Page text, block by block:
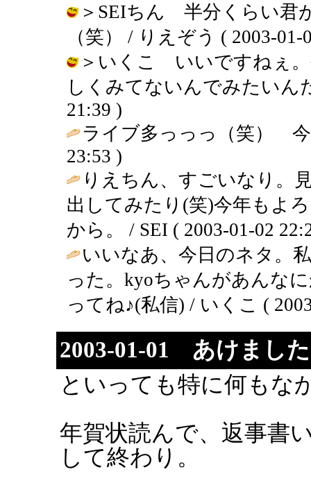
＞SEIちん 半分くらい君
（笑） / りえぞう ( 2003-01-
＞いくこ いいですねぇ。
しくみてないんでみたいん
21:39 )
ライブ多っっっ（笑）
23:53 )
りえちん、すごいなり。
出してみたり(笑)今年もよ
から。 / SEI ( 2003-01-02
いいなあ、今日のネタ。
った。kyoちゃんがあんな
ってね♪(私信) / いくこ (
2003-01-01 あけまし
といっても特に何もな
年賀状読んで、返事書
して終わり。